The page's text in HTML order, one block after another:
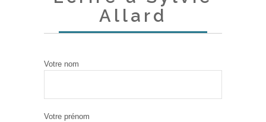
Allard
Votre nom
Votre prénom